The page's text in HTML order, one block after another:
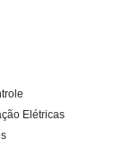
Elétricas